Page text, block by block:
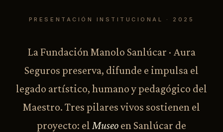
PRESENTACIÓN INSTITUCIONAL · 2025
La Fundación Manolo Sanlúcar · Aura
Seguros preserva, difunde e impulsa el
legado artístico, humano y pedagógico del
Maestro. Tres pilares vivos sostienen el
proyecto: el Museo en Sanlúcar de